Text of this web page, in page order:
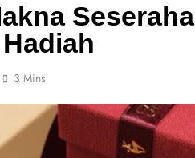
3 Mins